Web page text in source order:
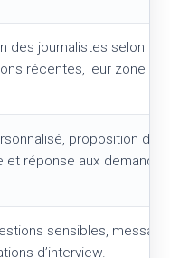
des journalistes selon
récentes, leur zone et
proposition
et réponse aux
sensibles,
d’interview.